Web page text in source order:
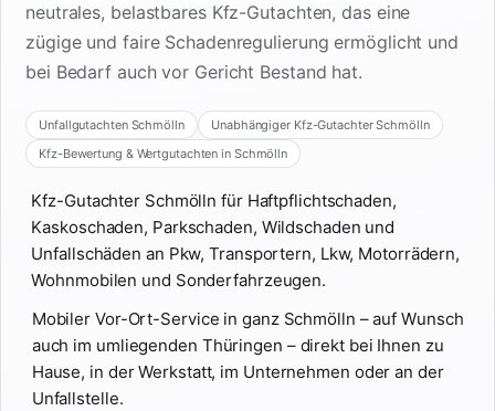
neutrales, belastbares Kfz-Gutachten, das eine
zügige und faire Schadenregulierung ermöglicht und
bei Bedarf auch vor Gericht Bestand hat.
Unfallgutachten Schmölln
Unabhängiger Kfz-Gutachter Schmölln
Kfz-Bewertung & Wertgutachten in Schmölln
Kfz-Gutachter Schmölln für Haftpflichtschaden,
Kaskoschaden, Parkschaden, Wildschaden und
Unfallschäden an Pkw, Transportern, Lkw, Motorrädern,
Wohnmobilen und Sonderfahrzeugen.
Mobiler Vor-Ort-Service in ganz Schmölln – auf Wunsch
auch im umliegenden Thüringen – direkt bei Ihnen zu
Hause, in der Werkstatt, im Unternehmen oder an der
Unfallstelle.